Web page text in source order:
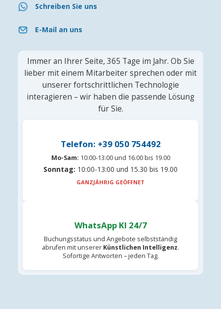
Schreiben Sie uns
E-Mail an uns
Immer an Ihrer Seite, 365 Tage im Jahr. Ob Sie
lieber mit einem Mitarbeiter sprechen oder mit
unserer fortschrittlichen Technologie
interagieren – wir haben die passende Lösung
für Sie.
Telefon: +39 050 754492
Mo-Sam: 10:00-13:00 und 16.00 bis 19.00
Sonntag: 10:00-13:00 und 15.30 bis 19.00
GANZJÄHRIG GEÖFFNET
WhatsApp KI 24/7
Buchungsstatus und Angebote selbstständig
abrufen mit unserer Künstlichen Intelligenz.
Sofortige Antworten – jeden Tag.